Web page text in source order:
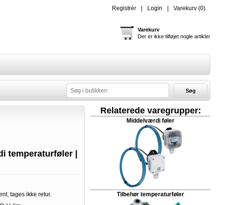
Registrér Login Varekurv (0)
Varekurv
Der er ikke tilføjet nogle artikler
Søg
temperaturføler |
tages ikke retur.
Relaterede varegrupper:
Middelværdi føler
Tilbehør temperaturføler